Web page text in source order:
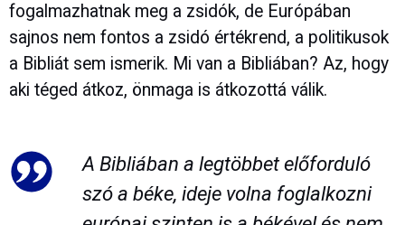
fogalmazhatnak meg a zsidók, de Európában
sajnos nem fontos a zsidó értékrend, a politikusok
a Bibliát sem ismerik. Mi van a Bibliában? Az, hogy
aki téged átkoz, önmaga is átkozottá válik.
A Bibliában a legtöbbet előforduló
szó a béke, ideje volna foglalkozni